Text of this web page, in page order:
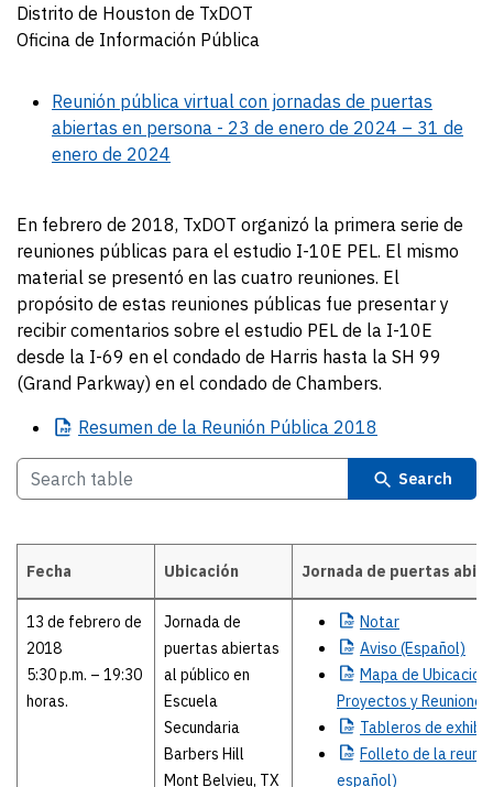
Distrito de Houston de TxDOT
Oficina de Información Pública
Reunión pública virtual con jornadas de puertas
abiertas en persona - 23 de enero de 2024 – 31 de
enero de 2024
En febrero de 2018, TxDOT organizó la primera serie de
reuniones públicas para el estudio I-10E PEL. El mismo
material se presentó en las cuatro reuniones. El
propósito de estas reuniones públicas fue presentar y
recibir comentarios sobre el estudio PEL de la I-10E
desde la I-69 en el condado de Harris hasta la SH 99
(Grand Parkway) en el condado de Chambers.
Resumen de la Reunión Pública 2018
Search
Details
Fecha Ubicación Jornada de puertas
13 de febrero de
2018
5:30 p.m. – 19:30
horas.
Jornada de
puertas abiertas
al público en
Escuela
Secundaria
Barbers Hill
Mont Belvieu, TX
Notar
Aviso (Español)
Mapade
Proyectos y Reuniones
Tableros de
Folleto de la
español)